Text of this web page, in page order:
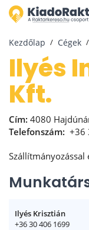
Kezdőlap Cégek
Ilyés Intertransport
Kft.
Cím: 4080
Telefonszám: +36
Szállítmányozással
Ilyés Krisztián
+36 30 406 1699